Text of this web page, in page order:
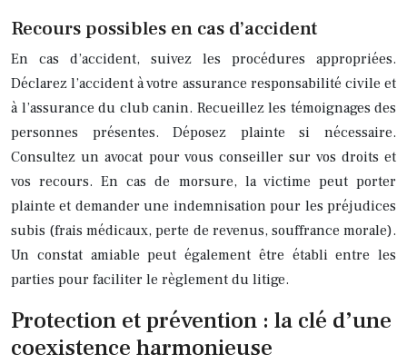
Recours possibles en cas d’accident
En cas d’accident, suivez les procédures appropriées.
Déclarez l’accident à votre assurance responsabilité civile et
à l’assurance du club canin. Recueillez les témoignages des
personnes présentes. Déposez plainte si nécessaire.
Consultez un avocat pour vous conseiller sur vos droits et
vos recours. En cas de morsure, la victime peut porter
plainte et demander une indemnisation pour les préjudices
subis (frais médicaux, perte de revenus, souffrance morale).
Un constat amiable peut également être établi entre les
parties pour faciliter le règlement du litige.
Protection et prévention : la clé d’une
coexistence harmonieuse